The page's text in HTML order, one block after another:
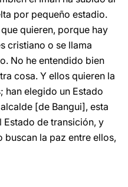
por pequeño estadio.
quieren, porque hay
cristiano o se llama
No he entendido bien
cosa. Y ellos quieren la
han elegido un Estado
[de Bangui], esta
Estado de transición, y
buscan la paz entre ellos,